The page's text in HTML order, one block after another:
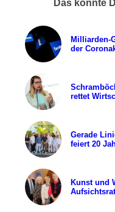
Das könnte
Milliarden-
der
rettet
Gerade
feiert 20
Kunst und